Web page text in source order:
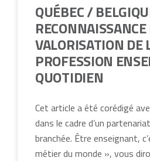
QUÉBEC /
VALORISATION DE
PROFESSION
QUOTIDIEN
Cet article a été corédigé
dans le cadre d’un
branchée. Être enseignant,
métier du monde », vous